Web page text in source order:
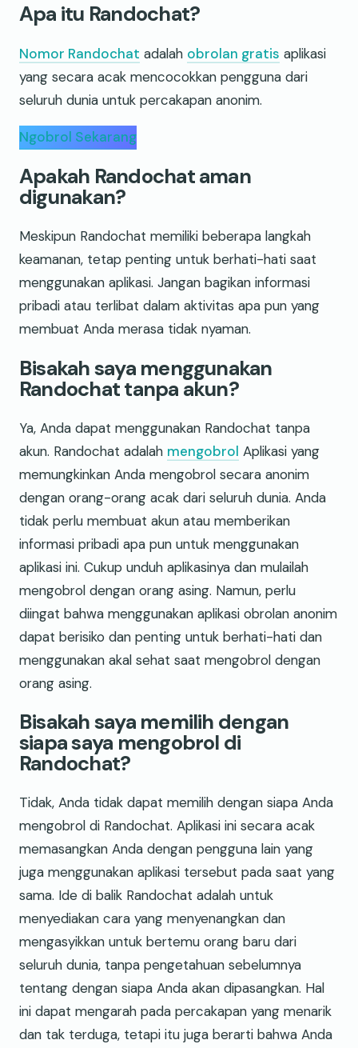
Apa itu Randochat?
Nomor Randochat adalah obrolan gratis aplikasi
yang secara acak mencocokkan pengguna dari
seluruh dunia untuk percakapan anonim.
Ngobrol Sekarang
Apakah Randochat aman
digunakan?
Meskipun Randochat memiliki beberapa langkah
keamanan, tetap penting untuk berhati-hati saat
menggunakan aplikasi. Jangan bagikan informasi
pribadi atau terlibat dalam aktivitas apa pun yang
membuat Anda merasa tidak nyaman.
Bisakah saya menggunakan
Randochat tanpa akun?
Ya, Anda dapat menggunakan Randochat tanpa
akun. Randochat adalah mengobrol Aplikasi yang
memungkinkan Anda mengobrol secara anonim
dengan orang-orang acak dari seluruh dunia. Anda
tidak perlu membuat akun atau memberikan
informasi pribadi apa pun untuk menggunakan
aplikasi ini. Cukup unduh aplikasinya dan mulailah
mengobrol dengan orang asing. Namun, perlu
diingat bahwa menggunakan aplikasi obrolan anonim
dapat berisiko dan penting untuk berhati-hati dan
menggunakan akal sehat saat mengobrol dengan
orang asing.
Bisakah saya memilih dengan
siapa saya mengobrol di
Randochat?
Tidak, Anda tidak dapat memilih dengan siapa Anda
mengobrol di Randochat. Aplikasi ini secara acak
memasangkan Anda dengan pengguna lain yang
juga menggunakan aplikasi tersebut pada saat yang
sama. Ide di balik Randochat adalah untuk
menyediakan cara yang menyenangkan dan
mengasyikkan untuk bertemu orang baru dari
seluruh dunia, tanpa pengetahuan sebelumnya
tentang dengan siapa Anda akan dipasangkan. Hal
ini dapat mengarah pada percakapan yang menarik
dan tak terduga, tetapi itu juga berarti bahwa Anda